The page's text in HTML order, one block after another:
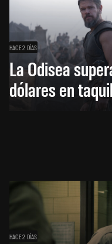
HACE 2 DÍAS
La Odisea
dólares en
HACE 2 DÍAS